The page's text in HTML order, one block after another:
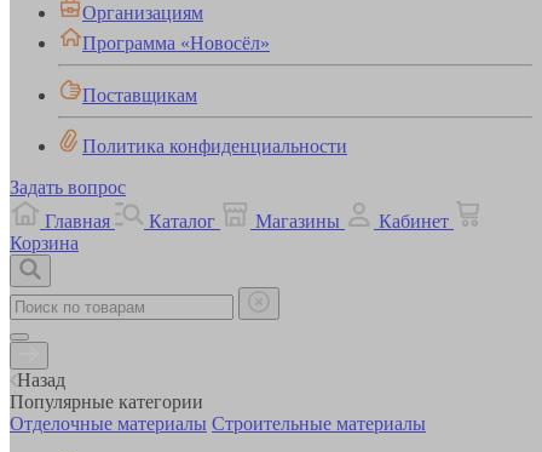
Организациям
Программа «Новосёл»
Поставщикам
Политика конфиденциальности
Задать вопрос
Главная
Каталог Магазины
Кабинет
Корзина
Назад
Популярные категории
Отделочные материалы Строительные материалы